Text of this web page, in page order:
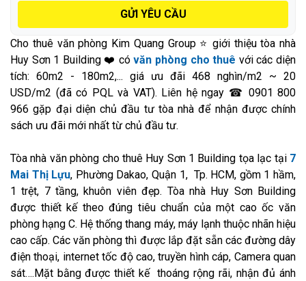
GỬI YÊU CẦU
Cho thuê văn phòng Kim Quang Group ⭐ giới thiệu tòa nhà
Huy Sơn 1 Building ❤️ cóvăn phòng cho thuê với các diện
tích: 60m2 - 180m2,... giá ưu đãi 468 nghìn/m2 ~ 20
USD/m2 (đã có PQL và VAT). Liên hệ ngay ☎ 0901 800
966 gặp đại diện chủ đầu tư tòa nhà để nhận được chính
sách ưu đãi mới nhất từ chủ đầu tư.
Tòa nhà văn phòng cho thuê Huy Sơn 1 Building tọa lạc tại 7
Mai Thị Lựu, Phường Dakao, Quận 1, Tp. HCM, gồm 1 hầm,
1 trệt, 7 tầng, khuôn viên đẹp. Tòa nhà Huy Sơn Building
được thiết kế theo đúng tiêu chuẩn của một cao ốc văn
phòng hạng C. Hệ thống thang máy, máy lạnh thuộc nhãn hiệu
cao cấp. Các văn phòng thì được lắp đặt sẵn các đường dây
điện thoại, internet tốc độ cao, truyền hình cáp, Camera quan
sát….Mặt bằng được thiết kế thoáng rộng rãi, nhận đủ ánh